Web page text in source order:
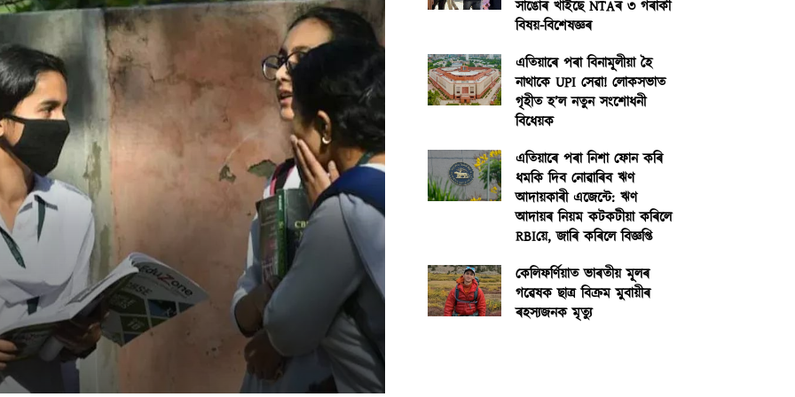
সাঙোৰ খাইছে NTAৰ ৩ গৰাকী
বিষয়-বিশেষজ্ঞৰ
এতিয়াৰে পৰা বিনামূলীয়া হৈ
নাথাকে UPI সেৱা! লোকসভাত
গৃহীত হ’ল নতুন সংশোধনী
বিধেয়ক
এতিয়াৰে পৰা নিশা ফোন কৰি
ধমকি দিব নোৱাৰিব ঋণ
আদায়কাৰী এজেন্টে: ঋণ
আদায়ৰ নিয়ম কটকটীয়া কৰিলে
RBIয়ে, জাৰি কৰিলে বিজ্ঞপ্তি
কেলিফৰ্ণিয়াত ভাৰতীয় মূলৰ
গৱেষক ছাত্ৰ বিক্ৰম মুবায়ীৰ
ৰহস্যজনক মৃত্যু